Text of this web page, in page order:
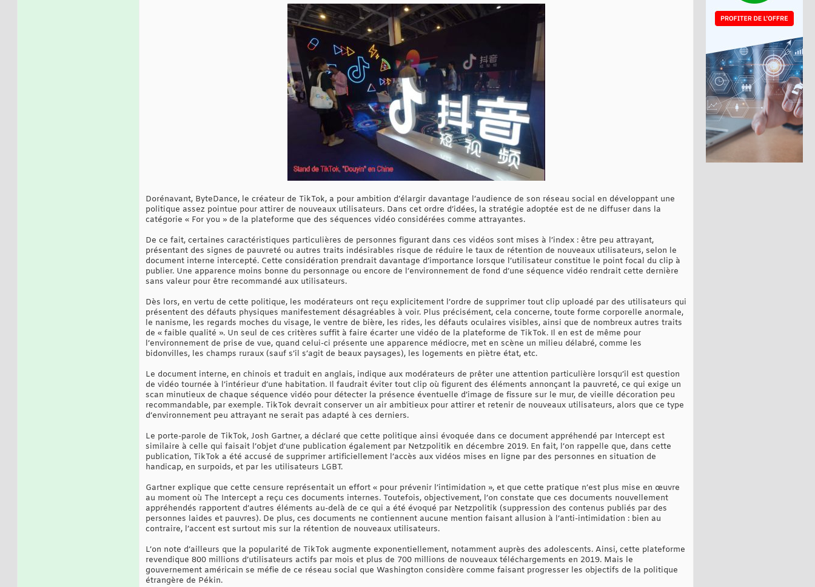
Dorénavant, ByteDance, le créateur de TikTok, a pour ambition d’élargir davantage l’audience de son réseau social en développant une
politique assez pointue pour attirer de nouveaux utilisateurs. Dans cet ordre d’idées, la stratégie adoptée est de ne diffuser dans la
catégorie « For you » de la plateforme que des séquences vidéo considérées comme attrayantes.
De ce fait, certaines caractéristiques particulières de personnes figurant dans ces vidéos sont mises à l’index : être peu attrayant,
présentant des signes de pauvreté ou autres traits indésirables risque de réduire le taux de rétention de nouveaux utilisateurs, selon le
document interne intercepté. Cette considération prendrait davantage d’importance lorsque l’utilisateur constitue le point focal du clip à
publier. Une apparence moins bonne du personnage ou encore de l’environnement de fond d’une séquence vidéo rendrait cette dernière
sans valeur pour être recommandé aux utilisateurs.
Dès lors, en vertu de cette politique, les modérateurs ont reçu explicitement l’ordre de supprimer tout clip uploadé par des utilisateurs qui
présentent des défauts physiques manifestement désagréables à voir. Plus précisément, cela concerne, toute forme corporelle anormale,
le nanisme, les regards moches du visage, le ventre de bière, les rides, les défauts oculaires visibles, ainsi que de nombreux autres traits
de « faible qualité ». Un seul de ces critères suffit à faire écarter une vidéo de la plateforme de TikTok. Il en est de même pour
l’environnement de prise de vue, quand celui-ci présente une apparence médiocre, met en scène un milieu délabré, comme les
bidonvilles, les champs ruraux (sauf s’il s’agit de beaux paysages), les logements en piètre état, etc.
Le document interne, en chinois et traduit en anglais, indique aux modérateurs de prêter une attention particulière lorsqu’il est question
de vidéo tournée à l’intérieur d’une habitation. Il faudrait éviter tout clip où figurent des éléments annonçant la pauvreté, ce qui exige un
scan minutieux de chaque séquence vidéo pour détecter la présence éventuelle d’image de fissure sur le mur, de vieille décoration peu
recommandable, par exemple. TikTok devrait conserver un air ambitieux pour attirer et retenir de nouveaux utilisateurs, alors que ce type
d’environnement peu attrayant ne serait pas adapté à ces derniers.
Le porte-parole de TikTok, Josh Gartner, a déclaré que cette politique ainsi évoquée dans ce document appréhendé par Intercept est
similaire à celle qui faisait l’objet d’une publication également par Netzpolitik en décembre 2019. En fait, l’on rappelle que, dans cette
publication, TikTok a été accusé de supprimer artificiellement l’accès aux vidéos mises en ligne par des personnes en situation de
handicap, en surpoids, et par les utilisateurs LGBT.
Gartner explique que cette censure représentait un effort « pour prévenir l’intimidation », et que cette pratique n’est plus mise en œuvre
au moment où The Intercept a reçu ces documents internes. Toutefois, objectivement, l’on constate que ces documents nouvellement
appréhendés rapportent d’autres éléments au-delà de ce qui a été évoqué par Netzpolitik (suppression des contenus publiés par des
personnes laides et pauvres). De plus, ces documents ne contiennent aucune mention faisant allusion à l’anti-intimidation : bien au
contraire, l’accent est surtout mis sur la rétention de nouveaux utilisateurs.
L’on note d’ailleurs que la popularité de TikTok augmente exponentiellement, notamment auprès des adolescents. Ainsi, cette plateforme
revendique 800 millions d’utilisateurs actifs par mois et plus de 700 millions de nouveaux téléchargements en 2019. Mais le
gouvernement américain se méfie de ce réseau social que Washington considère comme faisant progresser les objectifs de la politique
étrangère de Pékin.